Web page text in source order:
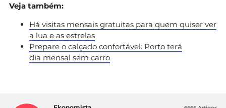
Veja também:
Há visitas mensais gratuitas para quem quiser ver
a lua e as estrelas
Prepare o calçado confortável: Porto terá
dia mensal sem carro